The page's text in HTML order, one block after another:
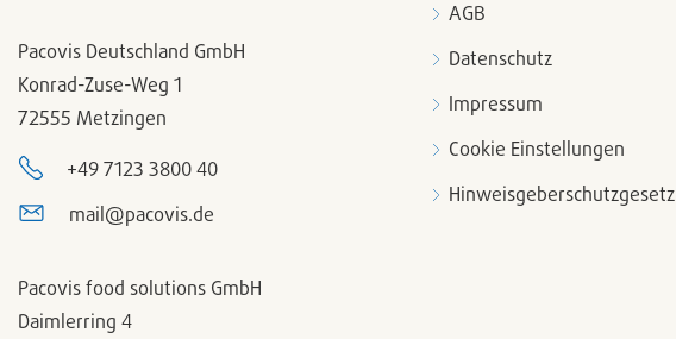
Pacovis Deutschland GmbH
Konrad-Zuse-Weg 1
72555 Metzingen
+49 7123 3800 40
mail@pacovis.de
Pacovis food solutions GmbH
Daimlerring 4
AGB
Datenschutz
Impressum
Cookie Einstellungen
Hinweisgeberschutzgesetz